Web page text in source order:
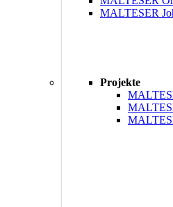
MALTESER
Projekte